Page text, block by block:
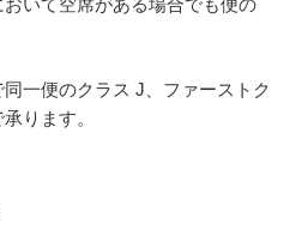
いて空席がある場合でも便の
一便のクラス J、ファーストク
ります。